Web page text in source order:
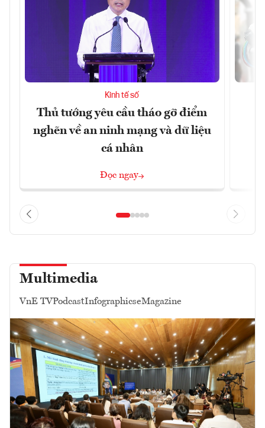
Kinh tế số
Thủ tướng yêu cầu tháo gỡ điểm
nghẽn về an ninh mạng và dữ liệu
cá nhân
Đọc ngay
Multimedia
VnE TVPodcastInfographicseMagazine